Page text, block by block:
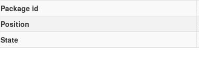
Package id
Position
State